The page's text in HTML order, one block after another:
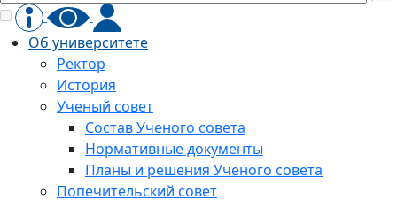
Об университете
Ректор
История
Ученый совет
Состав Ученого совета
Нормативные документы
Планы и решения Ученого совета
Попечительский совет